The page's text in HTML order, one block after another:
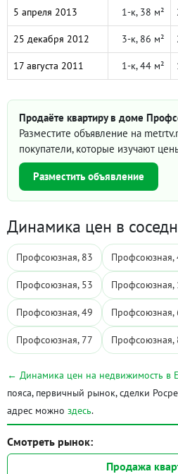
5 апреля 2013 1-к, 38 м²
25 декабря 2012 3-к, 86 м²
17 августа 2011 1-к, 44 м²
Продаёте квартиру в доме
Разместите объявление на
покупатели, которые изучают
Разместить объявление
Динамика цен в
Профсоюзная, 83 Профсоюзная,
Профсоюзная, 53 Профсоюзная,
Профсоюзная, 49 Профсоюзная,
Профсоюзная, 77 Профсоюзная,
← Динамика цен на недвижимость в
пояса, первичный рынок, сделки
адрес можно здесь.
Смотреть рынок:
Продажа